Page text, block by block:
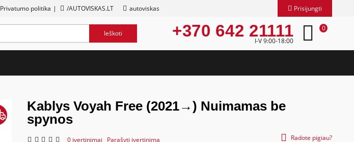
Privatumo politika | /AUTOVISKAS.LT autoviskas Prisijungti
Ieškoti +370 642 21111
I-V 9:00-18:00
0
Kablys Voyah Free (2021→) Nuimamas be
spynos
0 įvertinimai Parašyti įvertinimą Radote pigiau?